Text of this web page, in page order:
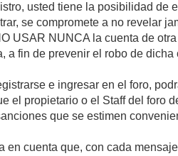
usted tiene la posibilidad de
se compromete a no revelar
USAR NUNCA la cuenta de
a fin de prevenir el robo de dicha
e ingresar en el foro,
el propietario o el Staff del foro
que se estimen
en cuenta que, con cada